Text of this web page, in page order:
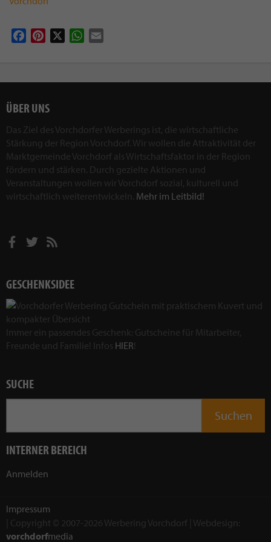
FacebookPinterest WhatsApp
ÜBER UNS
Das Ziel des Vorchdorfer Werberings ist, die wirtschaftliche
Stärkung der Region Vorchdorf. Wir wollen die Attraktivität der
Marktgemeinde Vorchdorf als Wirtschaftsfaktor in der Region
fördern und stärken. Durch gezielte Aktionen und
Veranstaltungen wollen wir Vorchdorf sozial, kulturell und
wirtschaftlich weiterentwickeln. Mehr im Leitbild!
GESCHENKSIDEE
Immer ein passendes Geschenk: Gutscheine für Mitarbeiter,
Freunde und Familie! Infos HIER!
SUCHE
INTERNER BEREICH
Anmelden
Impressum
| Copyright © 2007-2026 Werbering Vorchdorf | Webdesign:
vorchdorfmedia